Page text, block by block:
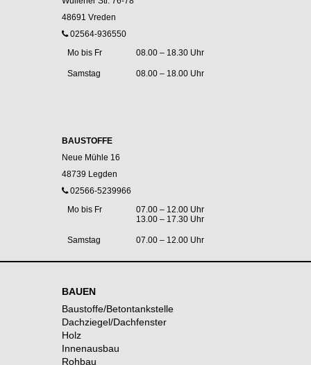
48691 Vreden
02564-936550
Mo bis Fr
08.00 – 18.30 Uhr
Samstag 08.00 – 18.00 Uhr
BAUSTOFFE
Neue Mühle 16
48739 Legden
02566-5239966
Mo bis Fr
07.00 – 12.00 Uhr
13.00 – 17.30 Uhr
Samstag 07.00 – 12.00 Uhr
BAUEN
Baustoffe/Betontankstelle
Dachziegel/Dachfenster
Holz
Innenausbau
Rohbau